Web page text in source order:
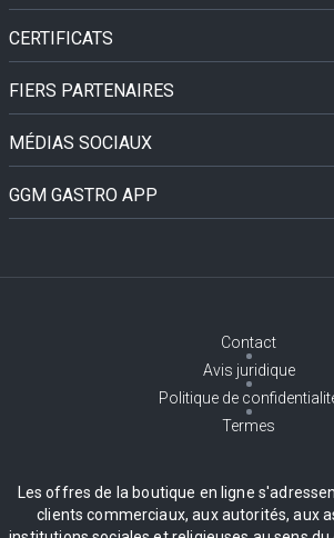
CERTIFICATS
FIERS PARTENAIRES
MÉDIAS SOCIAUX
GGM GASTRO APP
Contact
Avis juridique
Politique de
Termes
Les offres de la boutique en ligne
clients commerciaux, aux autorités, aux